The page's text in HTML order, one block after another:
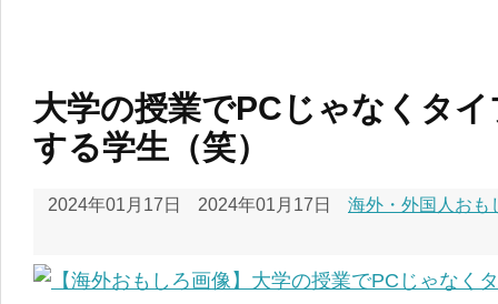
大学の授業でPCじゃなくタ
する学生（笑）
2024年01月17日 2024年01月17日 海外・外国人おも